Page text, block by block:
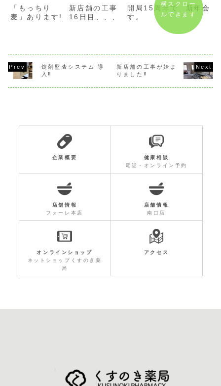
「もっちり
麦」あります!
新店舗の工事
16日目、、、
開局15周年で
す。
新年会
横スクロー
ルできます
錠剤監査システム 導
入‼️
新店舗の工事が始ま
りました‼️
企業概要
健康相談
電話・オンライン予約
店舗情報
フォーレ本店
店舗情報
南口店
オンラインショップ
ネットショップくすのき薬
局
アクセス